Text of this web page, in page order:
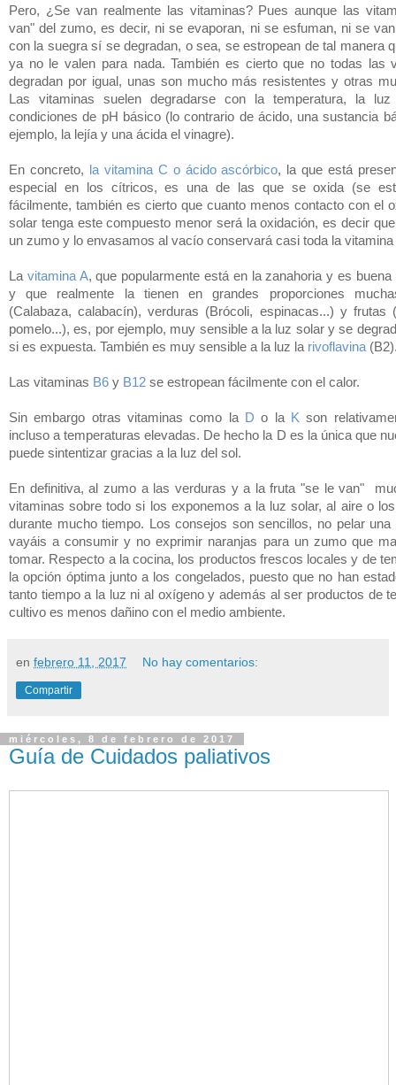
Pero, ¿Se van realmente las vitaminas? Pues aunque las
van" del zumo, es decir, ni se evaporan, ni se esfuman, ni se
con la suegra sí se degradan, o sea, se estropean de tal manera
ya no le valen para nada. También es cierto que no todas las
degradan por igual, unas son mucho más resistentes y otras
Las vitaminas suelen degradarse con la temperatura, la
condiciones de pH básico (lo contrario de ácido, una sustancia
ejemplo, la lejía y una ácida el vinagre).
En concreto, la vitamina C o ácido ascórbico, la que está
especial en los cítricos, es una de las que se oxida (se
fácilmente, también es cierto que cuanto menos contacto con el
solar tenga este compuesto menor será la oxidación, es decir
un zumo y lo envasamos al vacío conservará casi toda la vitamina
La vitamina A, que popularmente está en la zanahoria y es buena
y que realmente la tienen en grandes proporciones
(Calabaza, calabacín), verduras (Brócoli, espinacas...) y frutas
pomelo...), es, por ejemplo, muy sensible a la luz solar y se
si es expuesta. También es muy sensible a la luz la rivoflavina
Las vitaminas B6 y B12 se estropean fácilmente con el calor.
Sin embargo otras vitaminas como la D o la K son
incluso a temperaturas elevadas. De hecho la D es la única que
puede sintentizar gracias a la luz del sol.
En definitiva, al zumo a las verduras y a la fruta "se le van"
vitaminas sobre todo si los exponemos a la luz solar, al aire o
durante mucho tiempo. Los consejos son sencillos, no pelar una
vayáis a consumir y no exprimir naranjas para un zumo que
tomar. Respecto a la cocina, los productos frescos locales y de
la opción óptima junto a los congelados, puesto que no han
tanto tiempo a la luz ni al oxígeno y además al ser productos de
cultivo es menos dañino con el medio ambiente.
en febrero 11, 2017 No hay comentarios:
Compartir
miércoles, 8 de febrero de 2017
Guía de Cuidados paliativos